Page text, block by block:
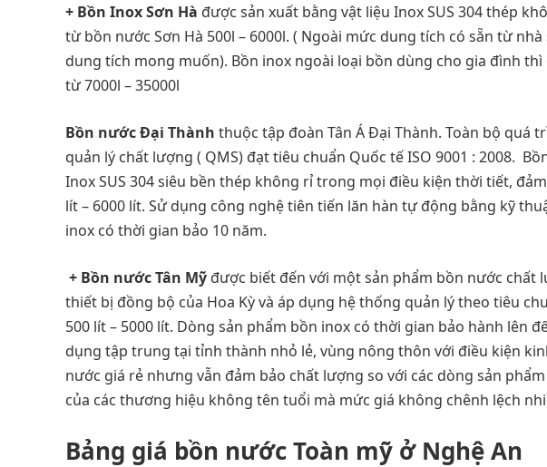
+ Bồn Inox Sơn Hà được sản xuất bằng vật liệu Inox SUS 304 thép
từ bồn nước Sơn Hà 500l – 6000l. ( Ngoài mức dung tích có sẵn từ
dung tích mong muốn). Bồn inox ngoài loại bồn dùng cho gia đình
từ 7000l – 35000l
Bồn nước Đại Thành thuộc tập đoàn Tân Á Đại Thành. Toàn bộ quá
quản lý chất lượng ( QMS) đạt tiêu chuẩn Quốc tế ISO 9001 : 2008.
Inox SUS 304 siêu bền thép không rỉ trong mọi điều kiện thời tiết,
lít – 6000 lít. Sử dụng công nghệ tiên tiến lăn hàn tự động bằng kỹ
inox có thời gian bảo 10 năm.
+ Bồn nước Tân Mỹ được biết đến với một sản phẩm bồn nước chất
thiết bị đồng bộ của Hoa Kỳ và áp dụng hệ thống quản lý theo tiêu
500 lít – 5000 lít. Dòng sản phẩm bồn inox có thời gian bảo hành lên
dụng tập trung tại tỉnh thành nhỏ lẻ, vùng nông thôn với điều kiện
nước giá rẻ nhưng vẫn đảm bảo chất lượng so với các dòng sản
của các thương hiệu không tên tuổi mà mức giá không chênh lệch
Bảng giá bồn nước Toàn mỹ ở Nghệ An